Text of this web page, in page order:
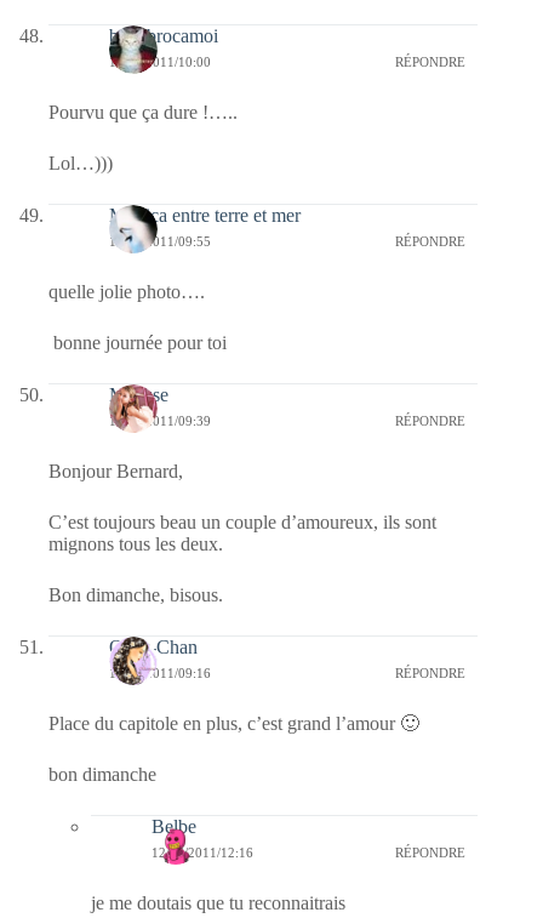
bricabrocamoi
12/06/2011/10:00 RÉPONDRE
Pourvu que ça dure !…..
Lol…)))
Monica entre terre et mer
12/06/2011/09:55 RÉPONDRE
quelle jolie photo….
bonne journée pour toi
Mousse
12/06/2011/09:39 RÉPONDRE
Bonjour Bernard,
C’est toujours beau un couple d’amoureux, ils sont
mignons tous les deux.
Bon dimanche, bisous.
Onee-Chan
12/06/2011/09:16 RÉPONDRE
Place du capitole en plus, c’est grand l’amour 🙂
bon dimanche
Belbe
12/06/2011/12:16 RÉPONDRE
je me doutais que tu reconnaitrais